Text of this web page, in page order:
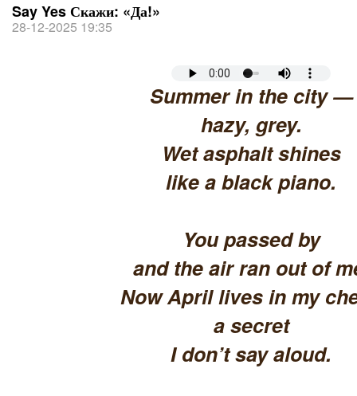
Say Yes Скажи: «Да!»
28-12-2025 19:35
Summer in the city —
hazy, grey.
Wet asphalt shines
like a black piano.
You passed by
and the air ran out of
Now April lives in my
a secret
I don’t say aloud.